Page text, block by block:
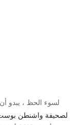
لسوء الحظ ، يبدو
لصحيفة واشنطن